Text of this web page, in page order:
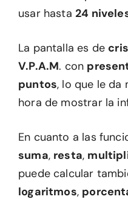
usar hasta 24
La pantalla es de
V.P.A.M. con
puntos, lo que le da
hora de mostrar la
En cuanto a las
suma, resta,
puede calcular
logaritmos,